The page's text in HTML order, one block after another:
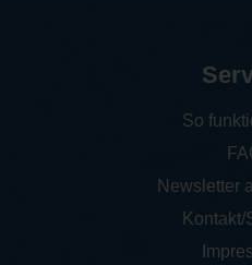
So
Newsletter
Kontakt/